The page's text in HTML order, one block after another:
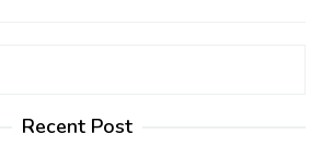
Recent Post